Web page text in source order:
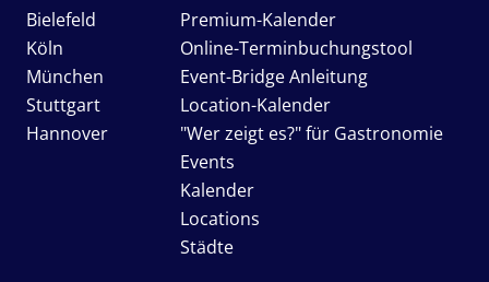
Bielefeld
Köln
München
Stuttgart
Hannover
Premium-Kalender
Online-Terminbuchungstool
Event-Bridge Anleitung
Location-Kalender
"Wer zeigt es?" für Gastronomie
Events
Kalender
Locations
Städte